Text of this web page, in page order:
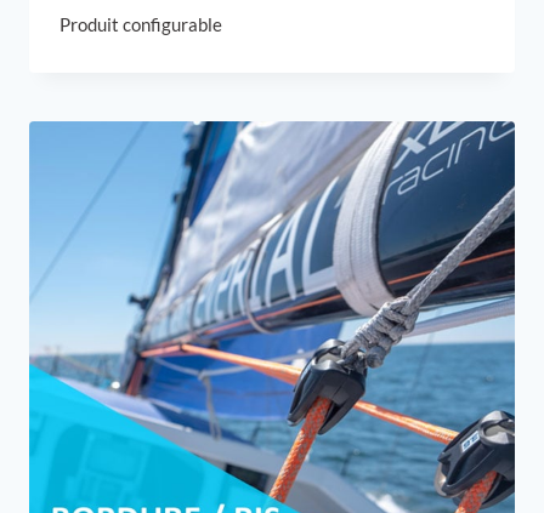
Produit configurable